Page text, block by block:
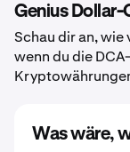
Genius
Schau dir an,
wenn du die
Was wäre,